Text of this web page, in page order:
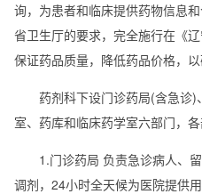
询，为患者和临床提供药物信息
省卫生厅的要求，完全施行在《
保证药品质量，降低药品价格，
药剂科下设门诊药局(含急诊
室、药库和临床药学室六部门，各
1.门诊药局 负责急诊病人、
调剂，24小时全天候为医院提供